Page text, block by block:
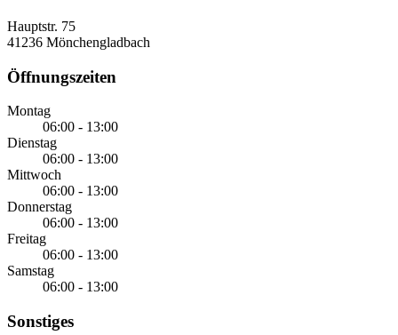
Hauptstr. 75
41236 Mönchengladbach
Öffnungszeiten
Montag
06:00 - 13:00
Dienstag
06:00 - 13:00
Mittwoch
06:00 - 13:00
Donnerstag
06:00 - 13:00
Freitag
06:00 - 13:00
Samstag
06:00 - 13:00
Sonstiges